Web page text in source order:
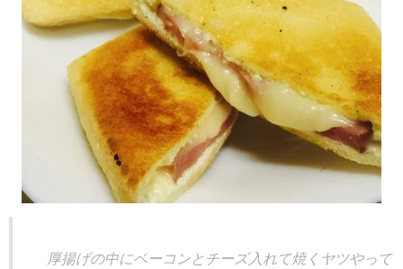
厚揚げの中にベーコンとチーズ入れて焼くヤツやって